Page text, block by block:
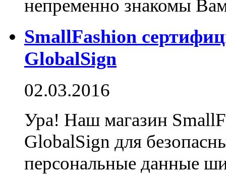
непременно знакомы
SmallFashion
GlobalSign
02.03.2016
Ура! Наш магазин
GlobalSign для
персональные данные